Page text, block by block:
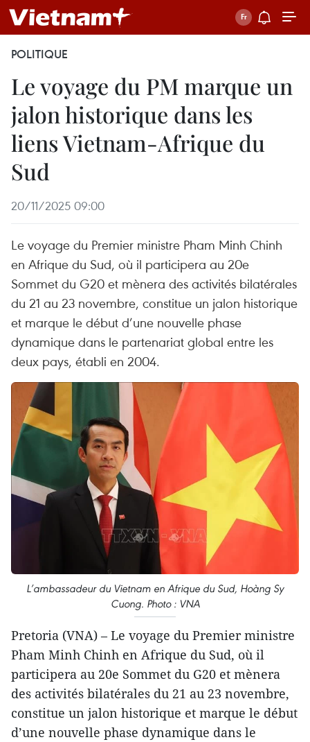
POLITIQUE
Le voyage du PM marque un
jalon historique dans les
liens Vietnam-Afrique du
Sud
20/11/2025 09:00
Le voyage du Premier ministre Pham Minh Chinh
en Afrique du Sud, où il participera au 20e
Sommet du G20 et mènera des activités bilatérales
du 21 au 23 novembre, constitue un jalon historique
et marque le début d’une nouvelle phase
dynamique dans le partenariat global entre les
deux pays, établi en 2004.
L’ambassadeur du Vietnam en Afrique du Sud, Hoàng Sy
Cuong. Photo : VNA
Pretoria (VNA) – Le voyage du Premier ministre
Pham Minh Chinh en Afrique du Sud, où il
participera au 20e Sommet du G20 et mènera
des activités bilatérales du 21 au 23 novembre,
constitue un jalon historique et marque le début
d’une nouvelle phase dynamique dans le